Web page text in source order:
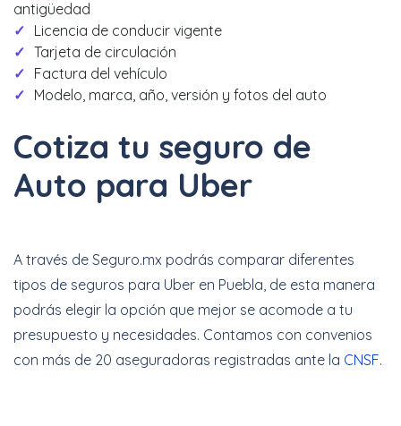
antigüedad
Licencia de conducir vigente
Tarjeta de circulación
Factura del vehículo
Modelo, marca, año, versión y fotos del auto
Cotiza tu seguro de
Auto para Uber
A través de Seguro.mx podrás comparar diferentes
tipos de seguros para Uber en Puebla, de esta manera
podrás elegir la opción que mejor se acomode a tu
presupuesto y necesidades. Contamos con convenios
con más de 20 aseguradoras registradas ante la CNSF.